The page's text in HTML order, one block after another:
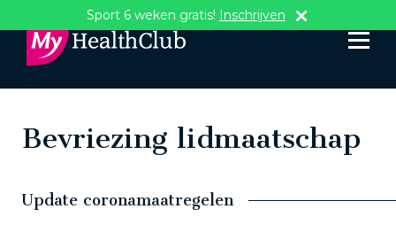
Sport 6 weken gratis! Inschrijven
Bevriezing lidmaatschap
Update coronamaatregelen